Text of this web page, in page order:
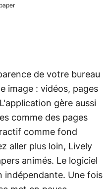
de votre bureau
image : vidéos, pages
gère aussi
comme des pages
comme fond
aller plus loin, Lively
animés. Le logiciel
indépendante. Une fois